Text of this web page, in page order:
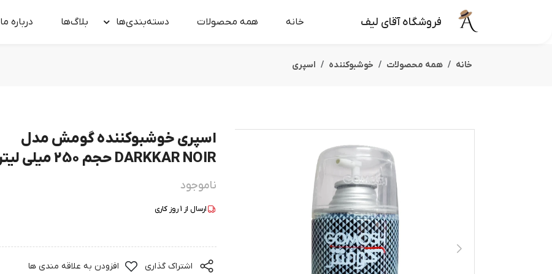
فروشگاه آقای لیف خانه همه محصولات دسته‌بندی‌ها بلاگ‌ها درباره‌ ما
خانه همه محصولات خوشبوکننده اسپری
اسپری خوشبوکننده گومش مدل
DARKKAR NOIR حجم 250 میلی لیتر
ناموجود
ارسال از 1روز کاری
اشتراک گذاری افزودن به علاقه مندی ها